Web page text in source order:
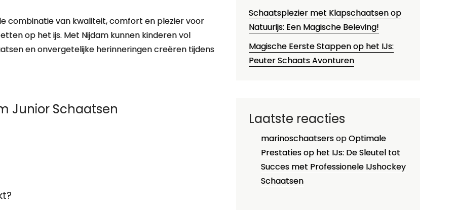
combinatie van kwaliteit, comfort en plezier voor
op het ijs. Met Nijdam kunnen kinderen vol
en onvergetelijke herinneringen creëren tijdens
Junior Schaatsen
Schaatsplezier met Klapschaatsen op
Natuurijs: Een Magische Beleving!
Magische Eerste Stappen op het IJs:
Peuter Schaats Avonturen
Laatste reacties
marinoschaatsersopOptimale
Prestaties op het IJs: De Sleutel tot
Succes met Professionele IJshockey
Schaatsen